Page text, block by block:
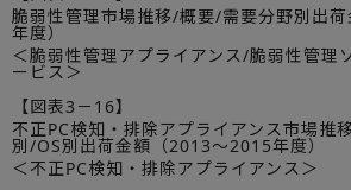
脆弱性管理市場推移/概要/需要分野別出
年度）
＜脆弱性管理アプライアンス/脆弱性管理
ービス＞
【図表3－16】
不正PC検知・排除アプライアンス市場推
別/OS別出荷金額（2013～2015年度）
＜不正PC検知・排除アプライアンス＞